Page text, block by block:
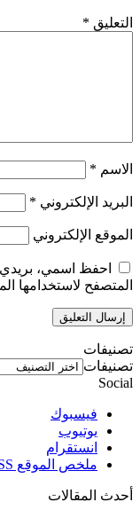
التعليق *
الاسم *
البريد الإلكتروني *
الموقع الإلكتروني
احفظ اسمي، بريدي
المتصفح لاستخدامها
تصنيفات
تصنيفات
Social
فيسبوك
يوتيوب
انستقرام
ملخص الموقع RSS
أحدث المقالات